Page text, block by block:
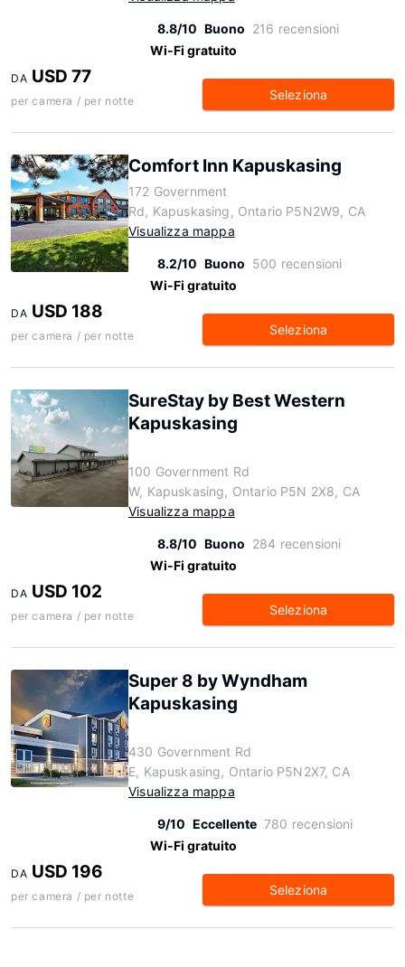
8.8/10 Buono 216 recensioni
Wi-Fi gratuito
DA USD 77
per camera / per notte Seleziona
Comfort Inn Kapuskasing
172 Government
Rd, Kapuskasing, Ontario P5N2W9, CA
Visualizza mappa
8.2/10 Buono 500 recensioni
Wi-Fi gratuito
DA USD 188
per camera / per notte Seleziona
SureStay by Best Western
Kapuskasing
100 Government Rd
W, Kapuskasing, Ontario P5N 2X8, CA
Visualizza mappa
8.8/10 Buono 284 recensioni
Wi-Fi gratuito
DA USD 102
per camera / per notte Seleziona
Super 8 by Wyndham
Kapuskasing
430 Government Rd
E, Kapuskasing, Ontario P5N2X7, CA
Visualizza mappa
9/10 Eccellente 780 recensioni
Wi-Fi gratuito
DA USD 196
per camera / per notte Seleziona